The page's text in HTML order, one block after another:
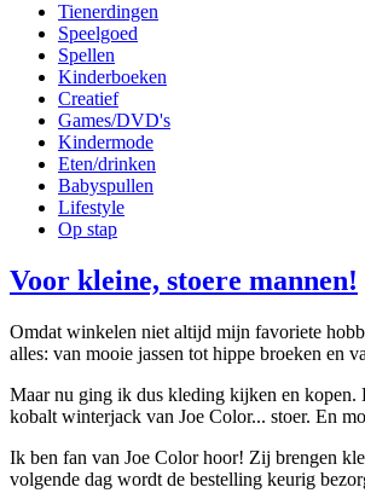
Tienerdingen
Speelgoed
Spellen
Kinderboeken
Creatief
Games/DVD's
Kindermode
Eten/drinken
Babyspullen
Lifestyle
Op stap
Voor kleine, stoere mannen!
Omdat winkelen niet altijd mijn favoriete
alles: van mooie jassen tot hippe broeken en
Maar nu ging ik dus kleding kijken en kopen.
kobalt winterjack van Joe Color... stoer. En
Ik ben fan van Joe Color hoor! Zij brengen
volgende dag wordt de bestelling keurig